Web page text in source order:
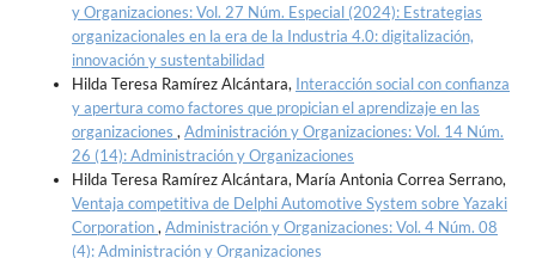
y Organizaciones: Vol. 27 Núm. Especial (2024): Estrategias
organizacionales en la era de la Industria 4.0: digitalización,
innovación y sustentabilidad
Hilda Teresa Ramírez Alcántara, Interacción social con confianza
y apertura como factores que propician el aprendizaje en las
organizaciones , Administración y Organizaciones: Vol. 14 Núm.
26 (14): Administración y Organizaciones
Hilda Teresa Ramírez Alcántara, María Antonia Correa Serrano,
Ventaja competitiva de Delphi Automotive System sobre Yazaki
Corporation, Administración y Organizaciones: Vol. 4 Núm. 08
(4): Administración y Organizaciones